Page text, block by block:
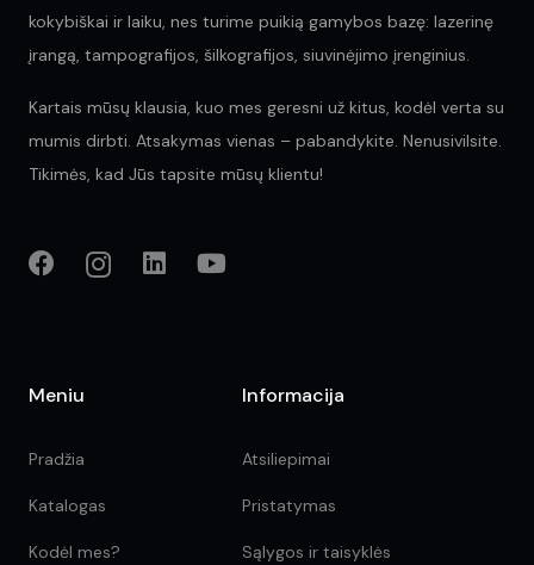
kokybiškai ir laiku, nes turime puikią gamybos bazę: lazerinę
įrangą, tampografijos, šilkografijos, siuvinėjimo įrenginius.
Kartais mūsų klausia, kuo mes geresni už kitus, kodėl verta su
mumis dirbti. Atsakymas vienas – pabandykite. Nenusivilsite.
Tikimės, kad Jūs tapsite mūsų klientu!
Meniu
Pradžia
Katalogas
Kodėl mes?
Informacija
Atsiliepimai
Pristatymas
Sąlygos ir taisyklės